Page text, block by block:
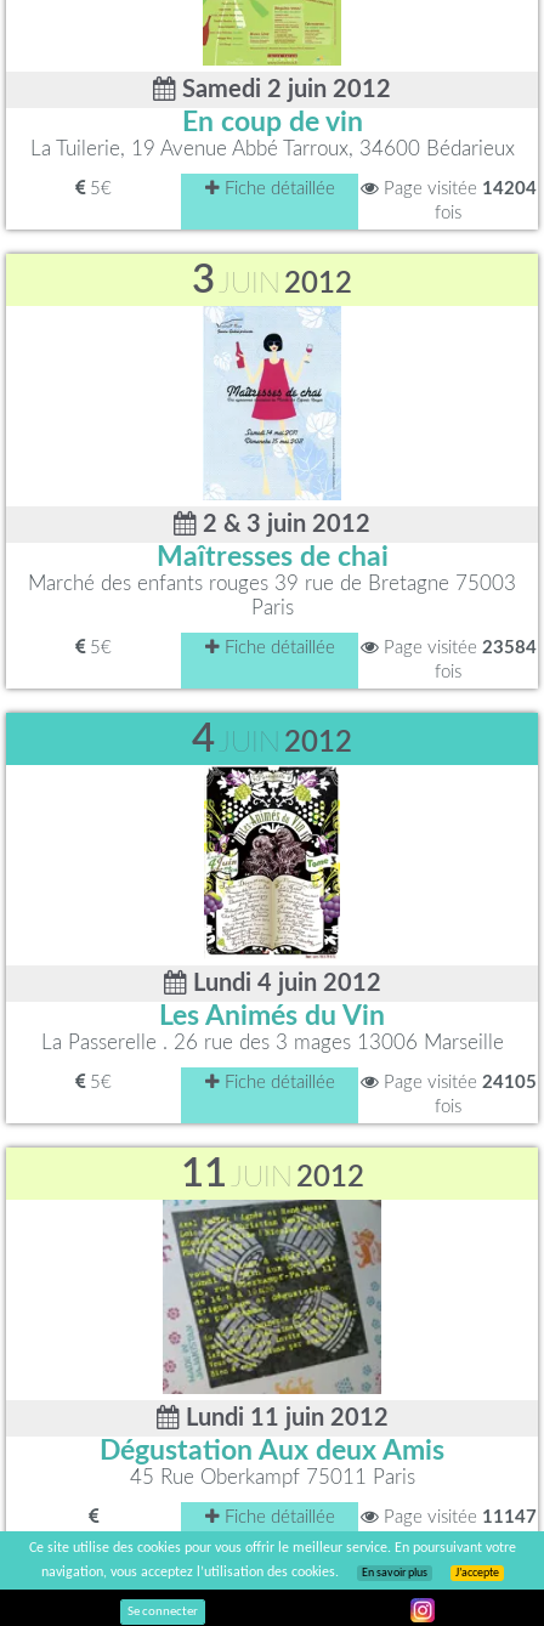
Samedi 2 juin 2012
En coup de vin
La Tuilerie, 19 Avenue Abbé Tarroux, 34600 Bédarieux
5€ Fiche détaillée Page visitée 14204
fois
3JUIN 2012
2 & 3 juin 2012
Maîtresses de chai
Marché des enfants rouges 39 rue de Bretagne 75003
Paris
5€ Fiche détaillée Page visitée 23584
fois
4JUIN 2012
Lundi 4 juin 2012
Les Animés du Vin
La Passerelle . 26 rue des 3 mages 13006 Marseille
5€ Fiche détaillée Page visitée 24105
fois
11 JUIN 2012
Lundi 11 juin 2012
Dégustation Aux deux Amis
45 Rue Oberkampf 75011 Paris
Fiche détaillée Page visitée 11147
fois
9
Se connecter
Ce site utilise des cookies pour vous offrir le meilleur service. En poursuivant votre
navigation, vous acceptez l’utilisation des cookies.
En savoir plus J’accepte